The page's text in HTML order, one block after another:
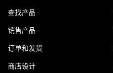
查找产品
销售产品
订单和发货
商店设计